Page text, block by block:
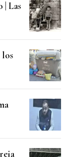
| Las